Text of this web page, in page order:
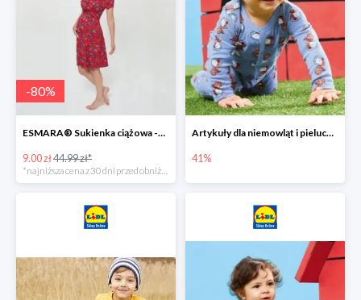
-80%
ESMARA® Sukienka ciążowa -79%
9.00 zł44.99 zł*
Artykuły dla niemowląt i pieluchy w Lidlu Online do -41%
41%